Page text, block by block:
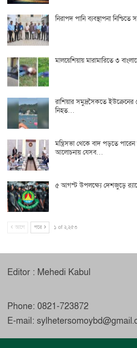
নিরাপদ পানি ব্যবস্থাপনা
মালয়েশিয়ায় মারামারিতে ৩
রাশিয়ার সমুদ্রসৈকতে ইউক্রেনের
নিহত…
মন্ত্রিসভা থেকে বাদ পড়তে
আলোচনায় যেসব…
৫ আগস্ট উপলক্ষ্যে দেশজুড়ে
আগে পরে ১ of ২,২৫৩
Editor : Mehedi Kabul
Phone: 0821-723872
E-mail: